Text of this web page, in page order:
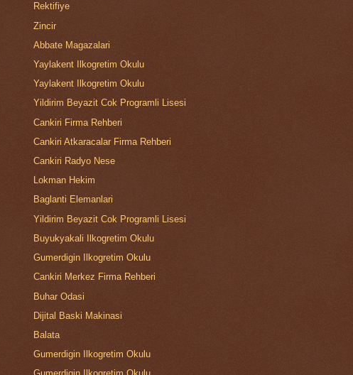
Rektifiye
Zincir
Abbate Magazalari
Yaylakent Ilkogretim Okulu
Yaylakent Ilkogretim Okulu
Yildirim Beyazit Cok Programli Lisesi
Cankiri Firma Rehberi
Cankiri Atkaracalar Firma Rehberi
Cankiri Radyo Nese
Lokman Hekim
Baglanti Elemanlari
Yildirim Beyazit Cok Programli Lisesi
Buyukyakali Ilkogretim Okulu
Gumerdigin Ilkogretim Okulu
Cankiri Merkez Firma Rehberi
Buhar Odasi
Dijital Baski Makinasi
Balata
Gumerdigin Ilkogretim Okulu